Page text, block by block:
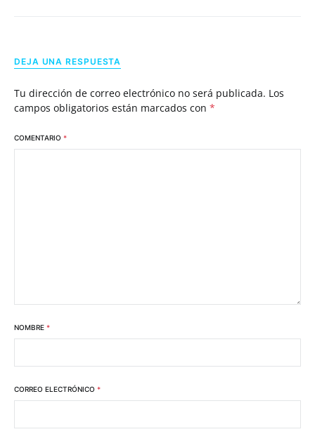
DEJA UNA RESPUESTA
Tu dirección de correo electrónico no será publicada. Los
campos obligatorios están marcados con *
COMENTARIO *
NOMBRE *
CORREO ELECTRÓNICO *